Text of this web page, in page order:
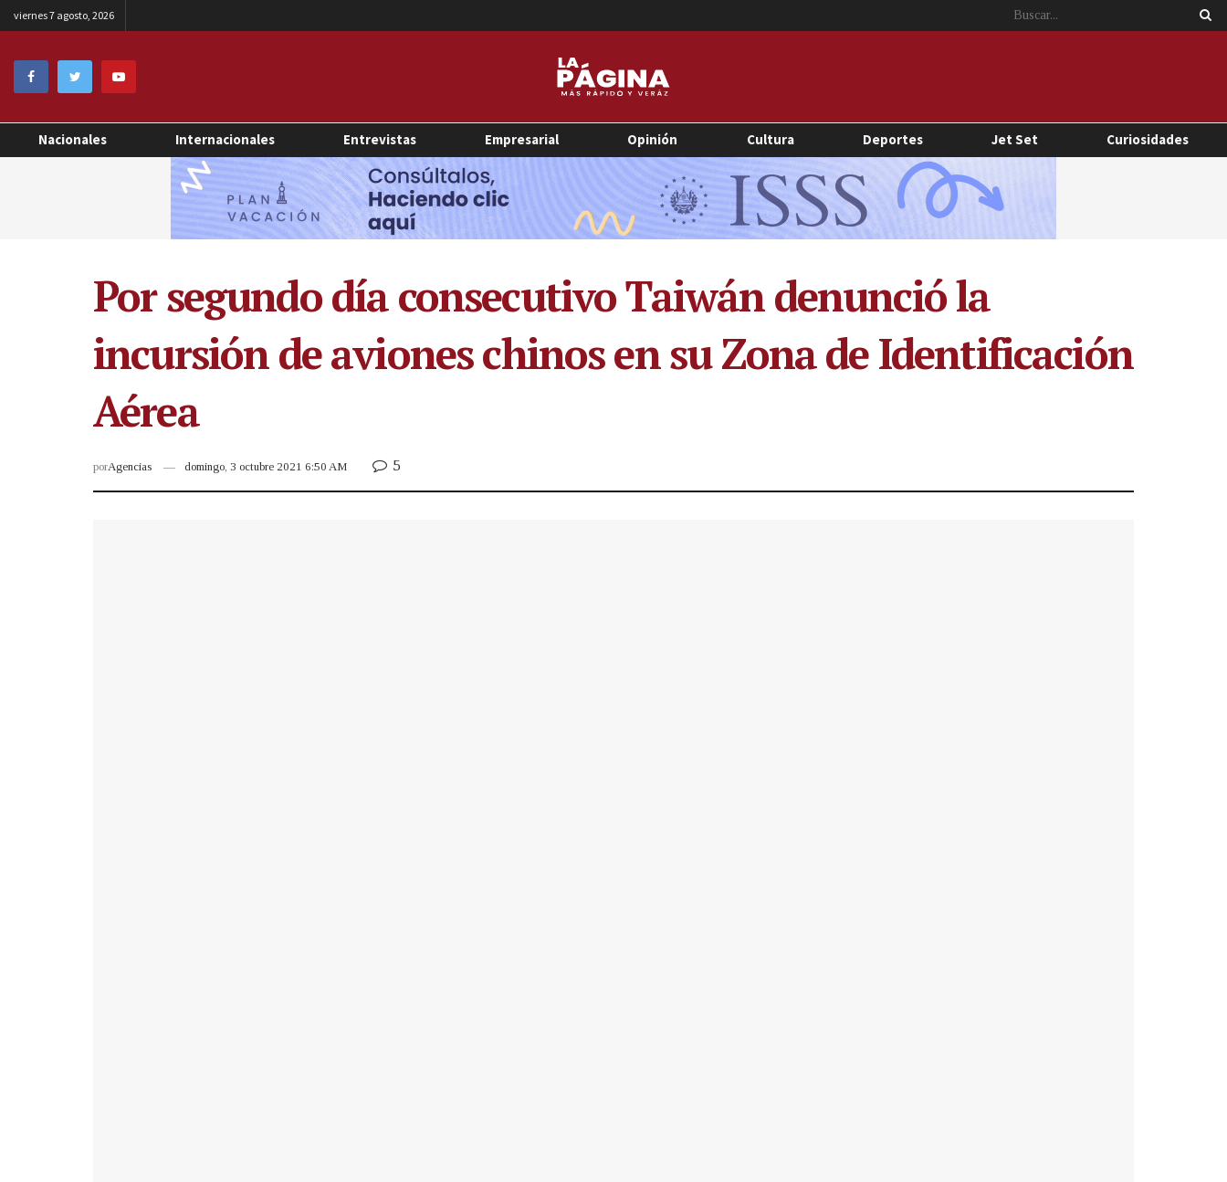
viernes 7 agosto, 2026
Nacionales Internacionales Entrevistas Empresarial Opinión Cultura Deportes Jet Set Curiosidades
Por segundo día consecutivo Taiwán denunció la
incursión de aviones chinos en su Zona de Identificación
Aérea
porAgencias domingo, 3 octubre 2021 6:50 AM 5